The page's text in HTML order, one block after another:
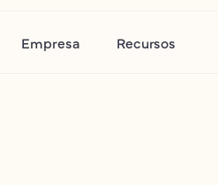
Empresa Recursos